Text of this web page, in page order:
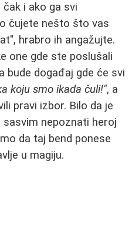
i ako ga svi
čujete nešto što vas
hrabro ih angažujte.
one gde ste poslušali
bude događaj gde će svi
koju smo ikada čuli!", a
pravi izbor. Bilo da je
sasvim nepoznati heroj
da taj bend ponese
u magiju.